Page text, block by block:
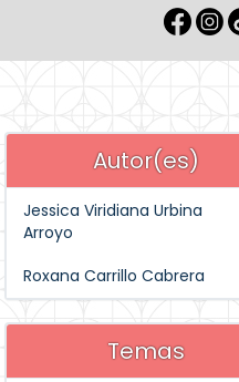
Autor(es)
Jessica Viridiana Urbina
Arroyo
Roxana Carrillo Cabrera
Temas